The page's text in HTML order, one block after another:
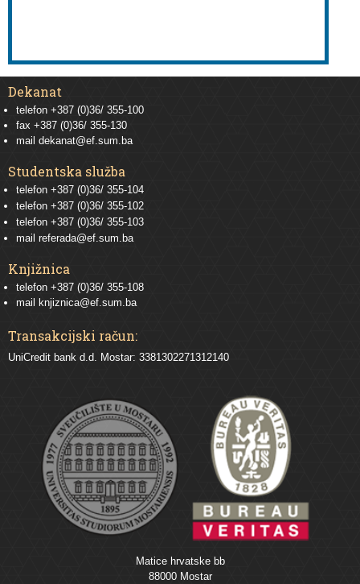
Dekanat
telefon +387 (0)36/ 355-100
fax +387 (0)36/ 355-130
mail dekanat@ef.sum.ba
Studentska služba
telefon +387 (0)36/ 355-104
telefon +387 (0)36/ 355-102
telefon +387 (0)36/ 355-103
mail referada@ef.sum.ba
Knjižnica
telefon +387 (0)36/ 355-108
mail
knjiznica@ef.sum.ba
Transakcijski račun:
UniCredit bank d.d. Mostar: 3381302271312140
Matice hrvatske bb
88000 Mostar